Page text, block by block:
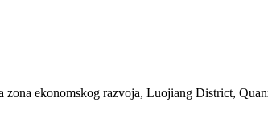
zona ekonomskog razvoja, Luojiang District,